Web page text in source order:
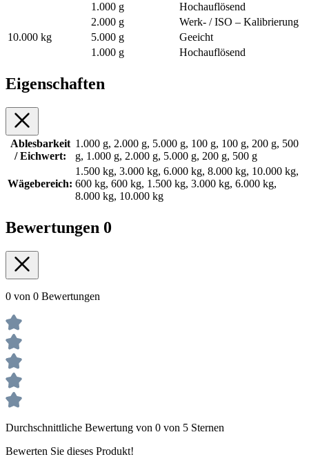
1.000 g
Hochauflösend
10.000 kg
2.000 g
Werk- / ISO – Kalibrierung
5.000 g
Geeicht
1.000 g
Hochauflösend
Eigenschaften
Ablesbarkeit
/ Eichwert:
1.000 g, 2.000 g, 5.000 g, 100 g, 100 g, 200 g, 500
g, 1.000 g, 2.000 g, 5.000 g, 200 g, 500 g
Wägebereich:
1.500 kg, 3.000 kg, 6.000 kg, 8.000 kg, 10.000 kg,
600 kg, 600 kg, 1.500 kg, 3.000 kg, 6.000 kg,
8.000 kg, 10.000 kg
Bewertungen 0
0 von 0 Bewertungen
Durchschnittliche Bewertung von 0 von 5 Sternen
Bewerten Sie dieses Produkt!